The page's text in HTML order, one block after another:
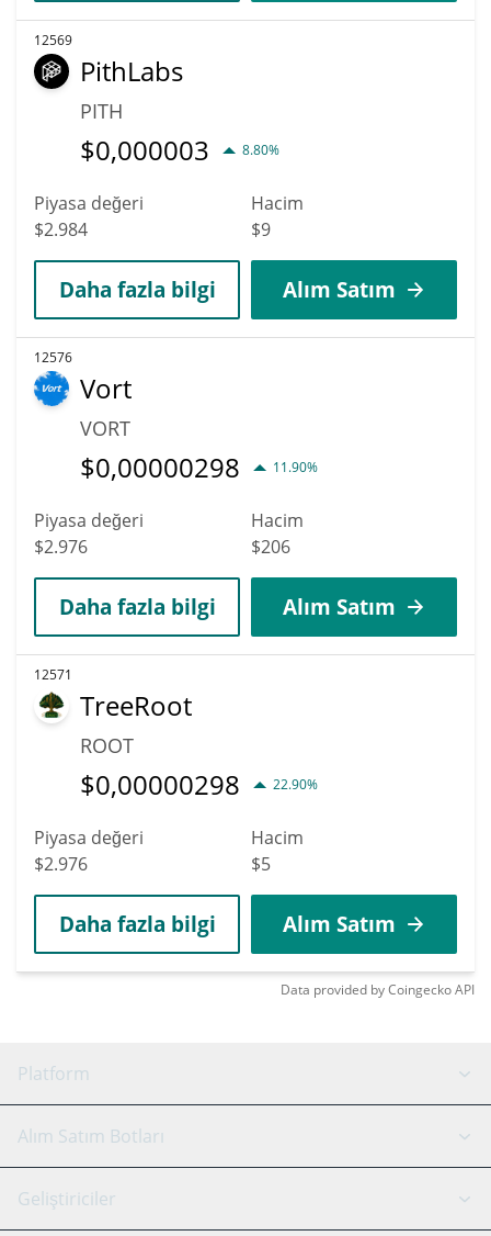
12569
PithLabs
PITH
$0,000003 8.80%
Piyasa değeri
$2.984
Hacim
$9
Daha fazla bilgi Alım Satım
12576
Vort
VORT
$0,00000298 11.90%
Piyasa değeri
$2.976
Hacim
$206
Daha fazla bilgi Alım Satım
12571
TreeRoot
ROOT
$0,00000298 22.90%
Piyasa değeri
$2.976
Hacim
$5
Daha fazla bilgi Alım Satım
Data provided byCoingeckoAPI
Platform
GRID Botu
Alım Satım Botları
Binance
Geliştiriciler